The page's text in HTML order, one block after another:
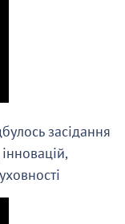
засідання